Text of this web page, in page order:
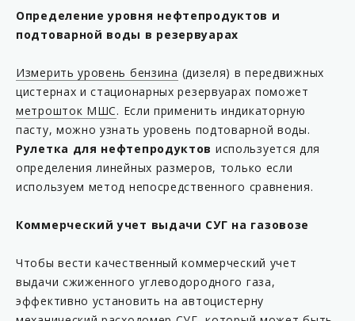
Определение уровня нефтепродуктов и
подтоварной воды в резервуарах
Измерить уровень бензина (дизеля) в передвижных
цистернах и стационарных резервуарах поможет
метрошток МШС. Если применить индикаторную
пасту, можно узнать уровень подтоварной воды.
Рулетка для нефтепродуктов используется для
определения линейных размеров, только если
используем метод непосредственного сравнения.
Коммерческий учет выдачи СУГ на газовозе
Чтобы вести качественный коммерческий учет
выдачи сжиженного углеводородного газа,
эффективно установить на автоцистерну